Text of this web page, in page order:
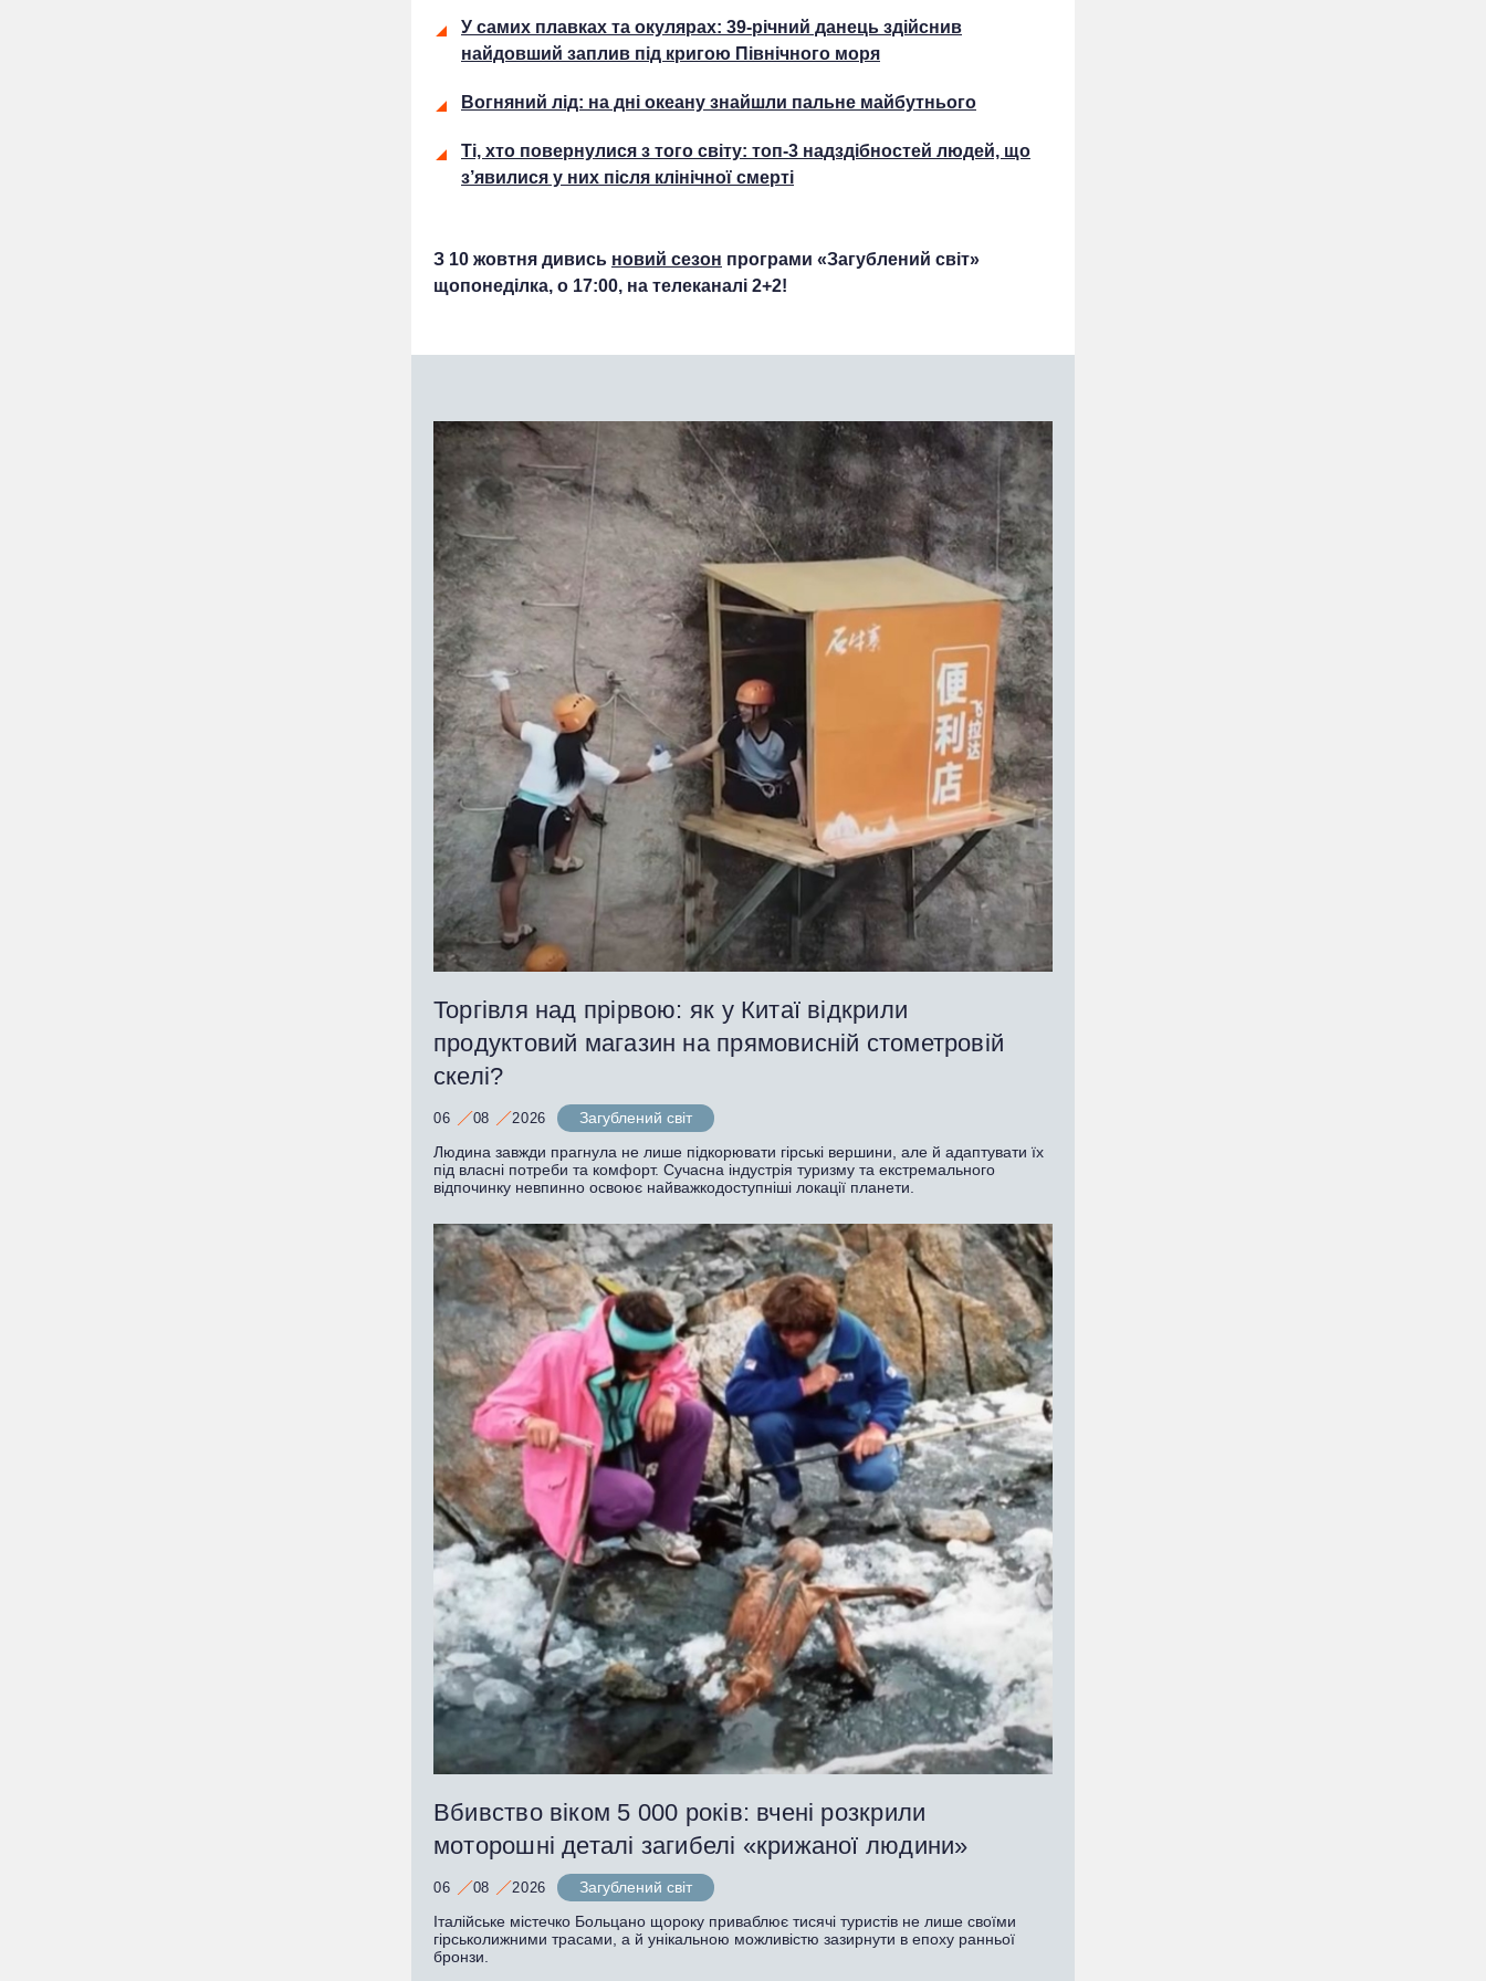
У самих плавках та окулярах: 39-річний данець здійснив
найдовший заплив під кригою Північного моря
Вогняний лід: на дні океану знайшли пальне майбутнього
Ті, хто повернулися з того світу: топ-3 надздібностей людей, що
з’явилися у них після клінічної смерті
З 10 жовтня дивись новий сезон програми «Загублений світ»
щопонеділка, о 17:00, на телеканалі 2+2!
Торгівля над прірвою: як у Китаї відкрили
продуктовий магазин на прямовисній стометровій
скелі?
06 08 2026
Загублений світ
Людина завжди прагнула не лише підкорювати гірські вершини, але й адаптувати їх
під власні потреби та комфорт. Сучасна індустрія туризму та екстремального
відпочинку невпинно освоює найважкодоступніші локації планети.
Вбивство віком 5 000 років: вчені розкрили
моторошні деталі загибелі «крижаної людини»
06 08 2026
Загублений світ
Італійське містечко Больцано щороку приваблює тисячі туристів не лише своїми
гірськолижними трасами, а й унікальною можливістю зазирнути в епоху ранньої
бронзи.